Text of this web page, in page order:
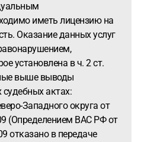
иметь лицензию на
Оказание данных услуг
установлена в ч. 2 ст.
выше выводы
актах:
Западного округа от
(Определением ВАС РФ от
отказано в передаче